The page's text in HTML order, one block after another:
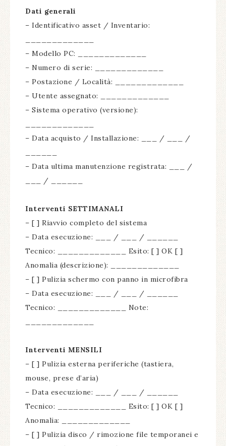
Dati generali
– Identificativo asset / Inventario:
– Modello PC: _____________
– Numero di serie: _____________
– Postazione / Località: _____________
– Utente assegnato: _____________
– Sistema operativo (versione):
– Data acquisto / Installazione: ___ / ___ /
– Data ultima manutenzione registrata: ___ /
___ / ______
Interventi SETTIMANALI
– [ ] Riavvio completo del sistema
– Data esecuzione: ___ / ___ / ______
Tecnico: _____________ Esito: [ ] OK [ ]
Anomalia (descrizione): _____________
– [ ] Pulizia schermo con panno in microfibra
– Data esecuzione: ___ / ___ / ______
Tecnico: _____________ Note:
Interventi MENSILI
– [ ] Pulizia esterna periferiche (tastiera,
mouse, prese d’aria)
– Data esecuzione: ___ / ___ / ______
Tecnico: _____________ Esito: [ ] OK [ ]
Anomalia: _____________
– [ ] Pulizia disco / rimozione file temporanei e